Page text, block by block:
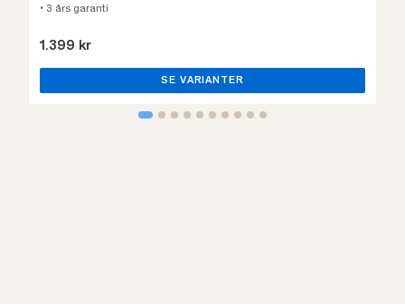
• 3 års garanti
1.399 kr
SE VARIANTER